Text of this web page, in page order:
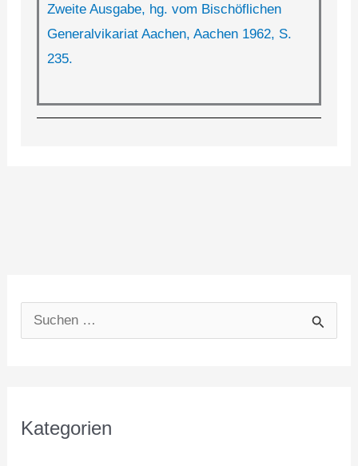
Zweite Ausgabe, hg. vom Bischöflichen
Generalvikariat Aachen, Aachen 1962, S.
235.
e
Kategorien